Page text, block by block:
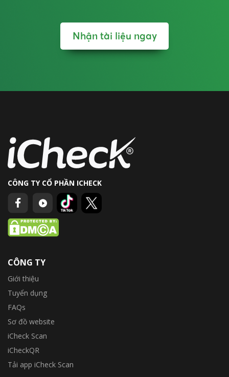
Nhận tài liệu ngay
CÔNG TY CỔ PHẦN ICHECK
CÔNG TY
Giới thiệu
Tuyển dụng
FAQs
Sơ đồ website
iCheck Scan
iCheckQR
Tải app iCheck Scan